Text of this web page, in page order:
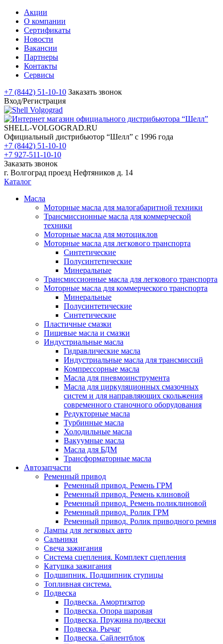
Акции
О компании
Сертификаты
Новости
Вакансии
Партнеры
Контакты
Сервисы
+7 (8442) 51-10-10 Заказать звонок
Вход/Регистрация
SHELL-VOLGOGRAD.RU
Официальный дистрибьютор “Шелл” с 1996 года
+7 (8442) 51-10-10
+7 927-511-10-10
Заказать звонок
г. Волгоград проезд Нефтяников д. 14
Каталог
Масла
Моторные масла для малогабаритной техники
Трансмиссионные масла для коммерческой
техники
Моторные масла для мотоциклов
Моторные масла для легкового транспорта
Синтетические
Полусинтетические
Минеральные
Трансмиссионные масла для легкового транспорта
Моторные масла для коммерческого транспорта
Минеральные
Полусинтетические
Синтетические
Пластичные смазки
Пищевые масла и смазки
Индустриальные масла
Гидравлические масла
Индустриальные масла для трансмиссий
Компрессорные масла
Масла для пневмоинструмента
Масла для циркуляционных смазочных
систем и для направляющих скольжения
современного станочного оборудования
Редукторные масла
Турбинные масла
Холодильные масла
Вакуумные масла
Масла для БДМ
Трансформаторные масла
Автозапчасти
Ременный привод
Ременный привод. Ремень ГРМ
Ременный привод. Ремень клиновой
Ременный привод. Ремень поликлиновой
Ременный привод. Ролик ГРМ
Ременный привод. Ролик приводного ремня
Лампы для легковых авто
Сальники
Свеча зажигания
Система сцепления. Комплект сцепления
Катушка зажигания
Подшипник. Подшипник ступицы
Топливная система.
Подвеска
Подвеска. Амортизатор
Подвеска. Опора шаровая
Подвеска. Пружина подвески
Подвеска. Рычаг
Подвеска. Сайлентблок